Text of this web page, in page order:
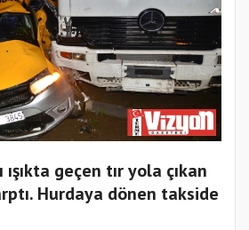
ışıkta geçen tır yola çıkan
Hurdaya dönen takside